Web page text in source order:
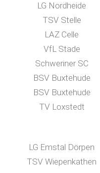
LG Nordheide
TSV Stelle
LAZ Celle
VfL Stade
Schweriner SC
BSV Buxtehude
BSV Buxtehude
TV Loxstedt
LG Emstal Dörpen
TSV Wiepenkathen